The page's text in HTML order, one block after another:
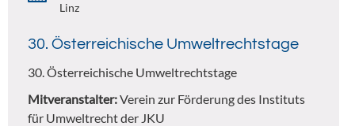
Linz
30. Österreichische Umweltrechtstage
30. Österreichische Umweltrechtstage
Mitveranstalter:Verein zur Förderung des Instituts
für Umweltrecht der JKU